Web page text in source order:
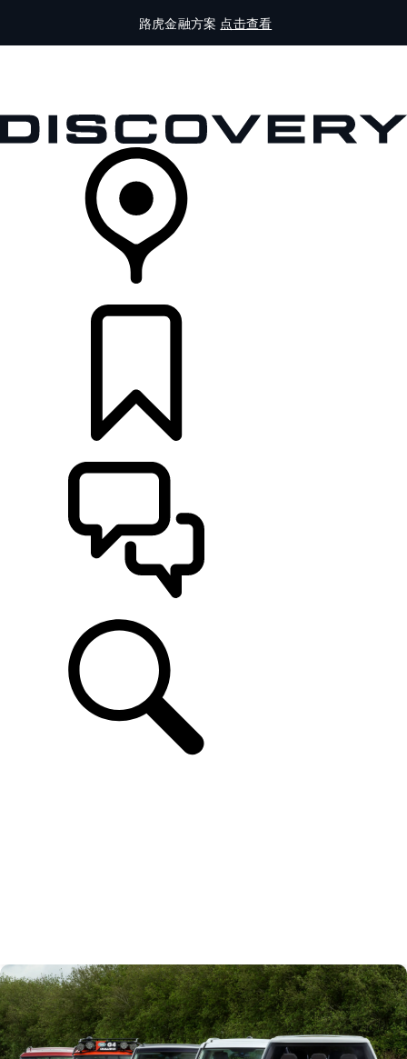
路虎金融方案 点击查看